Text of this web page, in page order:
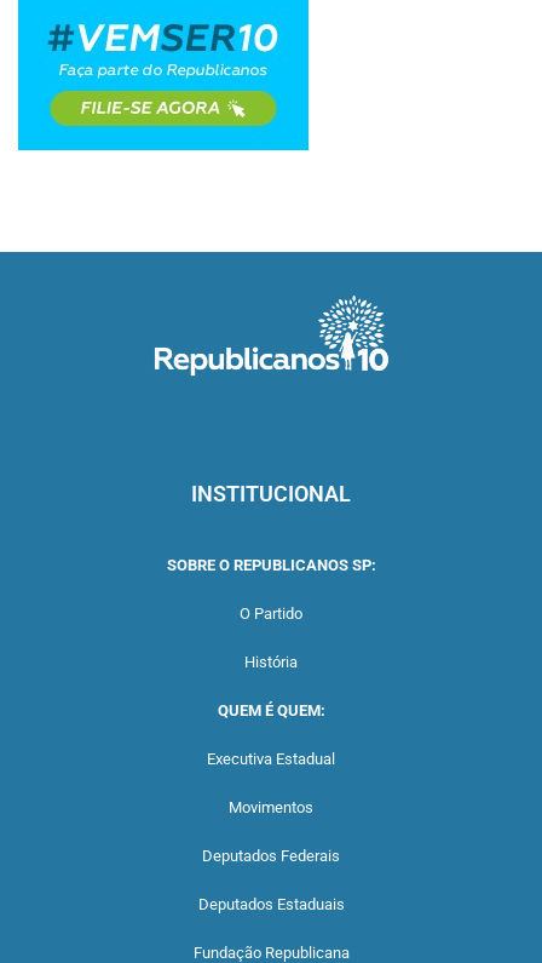
INSTITUCIONAL
SOBRE O REPUBLICANOS SP:
O Partido
História
QUEM É QUEM:
Executiva Estadual
Movimentos
Deputados Federais
Deputados Estaduais
Fundação Republicana